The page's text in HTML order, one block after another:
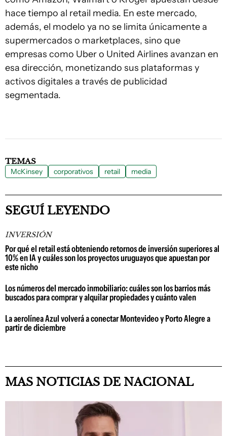
hace tiempo al retail media. En este mercado,
además, el modelo ya no se limita únicamente a
supermercados o marketplaces, sino que
empresas como Uber o United Airlines avanzan en
esa dirección, monetizando sus plataformas y
activos digitales a través de publicidad
segmentada.
TEMAS
McKinsey corporativos retail media
SEGUÍ LEYENDO
INVERSIÓN
Por qué el retail está obteniendo retornos de inversión superiores al
10% en IA y cuáles son los proyectos uruguayos que apuestan por
este nicho
Los números del mercado inmobiliario: cuáles son los barrios más
buscados para comprar y alquilar propiedades y cuánto valen
La aerolínea Azul volverá a conectar Montevideo y Porto Alegre a
partir de diciembre
MAS NOTICIAS DE NACIONAL